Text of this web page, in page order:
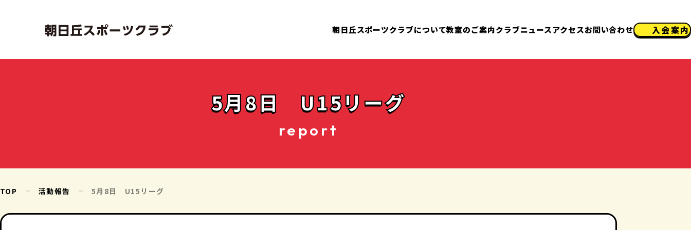
朝日丘スポーツクラブについて教室のご案内クラブニュースアクセスお問い合わせ 入会案内
5月8日 U15リーグ
report
TOP 活動報告 5月8日 U15リーグ